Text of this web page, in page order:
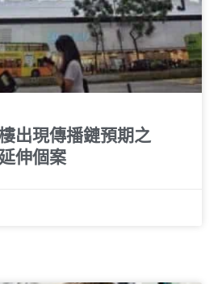
出現傳播鏈預期之
伸個案